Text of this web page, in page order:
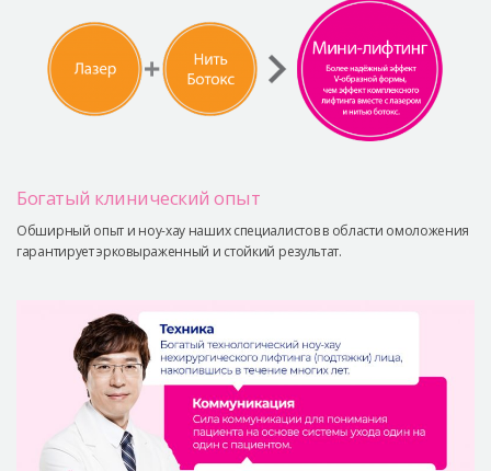
Богатый клинический опыт
Обширный опыт и ноу-хау наших специалистов в области омоложения
гарантирует эрковыраженный и стойкий результат.